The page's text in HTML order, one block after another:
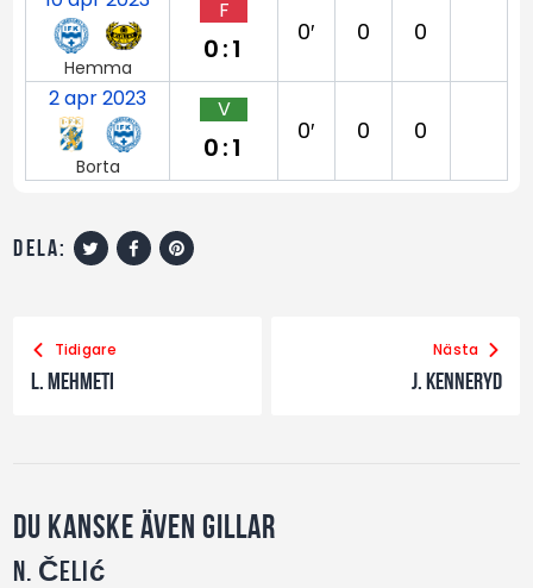
Hemma
F
0:1
0′ 0 0
2 apr 2023
Borta
V
0:1
0′ 0 0
dela:
Tidigare
L. Mehmeti
Nästa
J. Kenneryd
Du kanske även gillar
N. Čelić